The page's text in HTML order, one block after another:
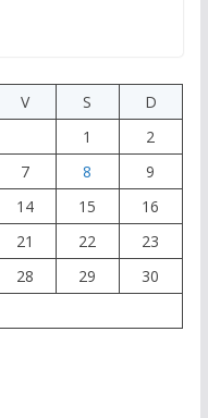
V S
D
1
2
7 8
9
14 15
16
21 22
23
28 29
30